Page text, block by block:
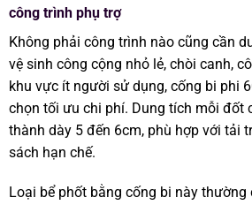
công trình phụ trợ
Không phải công trình nào cũng cần
vệ sinh công cộng nhỏ lẻ, chòi canh,
khu vực ít người sử dụng, cống bi phi
chọn tối ưu chi phí. Dung tích mỗi đốt
thành dày 5 đến 6cm, phù hợp với tải
sách hạn chế.
Loại bể phốt bằng cống bi này